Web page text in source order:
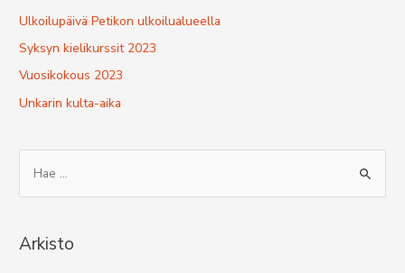
Ulkoilupäivä Petikon ulkoilualueella
Syksyn kielikurssit 2023
Vuosikokous 2023
Unkarin kulta-aika
Arkisto